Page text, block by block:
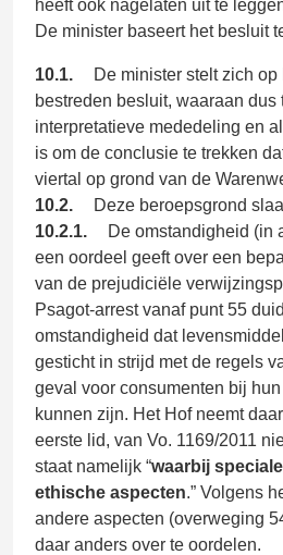
heeft ook nagelaten uit te
De minister baseert het besluit
10.1.
De minister stelt zich
bestreden besluit, waaraan
interpretatieve mededeling en
is om de conclusie te trekken
viertal op grond van de
10.2.
Deze beroepsgrond
10.2.1.
De omstandigheid (in
een oordeel geeft over een
van de prejudiciële
Psagot-arrest vanaf punt 55
omstandigheid dat
gesticht in strijd met de regels
geval voor consumenten bij
kunnen zijn. Het Hof neemt
eerste lid, van Vo. 1169/2011
staat namelijk “waarbij
ethische aspecten.” Volgens
andere aspecten (overweging
daar anders over te oordelen.